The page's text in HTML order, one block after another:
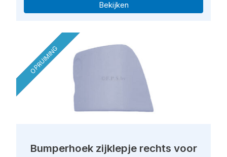
Bekijken
OPRUIMING
Bumperhoek zijklepje rechts voor